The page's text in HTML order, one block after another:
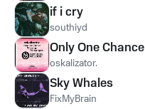
if i cry
southiyd
Only One Chance
oskalizator.
Sky Whales
FixMyBrain